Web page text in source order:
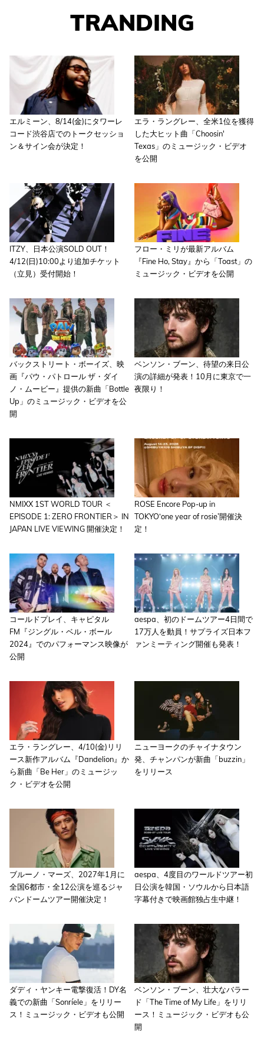
TRANDING
エルミーン、8/14(金)にタワーレ
コード渋谷店でのトークセッショ
ン＆サイン会が決定！
エラ・ラングレー、全米1位を獲得
した大ヒット曲「Choosin'
Texas」のミュージック・ビデオ
を公開
ITZY、日本公演SOLD OUT！
4/12(日)10:00より追加チケット
（立見）受付開始！
フロー・ミリが最新アルバム
『Fine Ho, Stay』から「Toast」の
ミュージック・ビデオを公開
バックストリート・ボーイズ、映
画『パウ・パトロール ザ・ダイ
ノ・ムービー』提供の新曲「Bottle
Up」のミュージック・ビデオを公
開
ベンソン・ブーン、待望の来日公
演の詳細が発表！10月に東京で一
夜限り！
NMIXX 1ST WORLD TOUR ＜
EPISODE 1: ZERO FRONTIER＞ IN
JAPAN LIVE VIEWING 開催決定！
ROSE Encore Pop-up in
TOKYO‘one year of rosie’開催決
定！
コールドプレイ、キャピタル
FM『ジングル・ベル・ボール
2024』でのパフォーマンス映像が
公開
aespa、初のドームツアー4日間で
17万人を動員！サプライズ日本フ
ァンミーティング開催も発表！
エラ・ラングレー、4/10(金)リリ
ース新作アルバム『Dandelion』か
ら新曲「Be Her」のミュージッ
ク・ビデオを公開
ニューヨークのチャイナタウン
発、チャンパンが新曲「buzzin」
をリリース
ブルーノ・マーズ、2027年1月に
全国6都市・全12公演を巡るジャ
パンドームツアー開催決定！
aespa、4度目のワールドツアー初
日公演を韓国・ソウルから日本語
字幕付きで映画館独占生中継！
ダディ・ヤンキー電撃復活！DY名
義での新曲「Sonríele」をリリー
ス！ミュージック・ビデオも公開
ベンソン・ブーン、壮大なバラー
ド「The Time of My Life」をリリ
ース！ミュージック・ビデオも公
開